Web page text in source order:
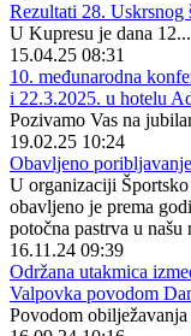
Rezultati 28. Uskrsnog
U Kupresu je dana 12...
15.04.25 08:31
10. međunarodna
i 22.3.2025. u hotelu
Pozivamo Vas na
19.02.25 10:24
Obavljeno
U organizaciji
obavljeno je prema
potočna pastrva u
16.11.24 09:39
Održana utakmica
Valpovka povodom
Povodom